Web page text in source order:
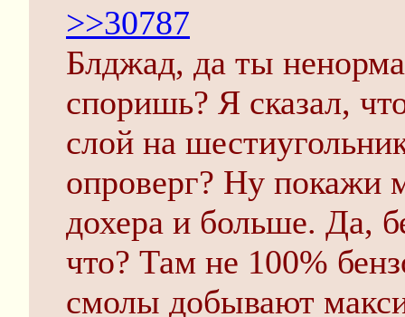
>>30787
Блджад, да ты
споришь? Я сказал,
слой на
опроверг? Ну покажи
дохера и больше. Да,
что? Там не 100%
смолы добывают